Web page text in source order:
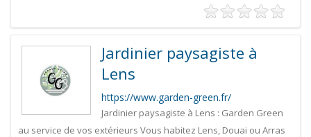
Jardinier paysagiste à
Lens
https://www.garden-green.fr/
Jardinier paysagiste à Lens : Garden Green
au service de vos extérieurs Vous habitez Lens, Douai ou Arras